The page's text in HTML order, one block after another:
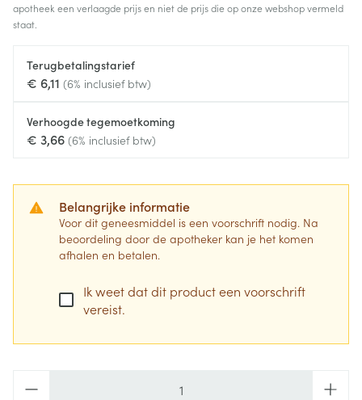
apotheek een verlaagde prijs en niet de prijs die op onze webshop vermeld
staat.
Terugbetalingstarief
€ 6,11 (6% inclusief btw)
Verhoogde tegemoetkoming
€ 3,66 (6% inclusief btw)
Belangrijke informatie
Voor dit geneesmiddel is een voorschrift nodig. Na
beoordeling door de apotheker kan je het komen
afhalen en betalen.
Ik weet dat dit product een voorschrift
vereist.